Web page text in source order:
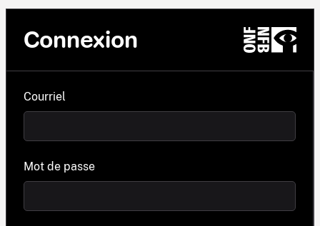
Connexion
Courriel
Mot de passe